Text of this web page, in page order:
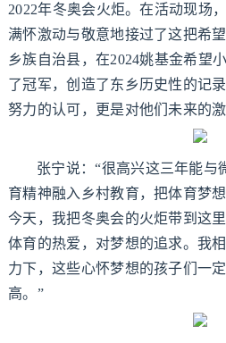
2022年冬奥会火炬。在活动现场
满怀激动与敬意地接过了这把希
乡族自治县，在2024姚基金希望
了冠军，创造了东乡历史性的记
努力的认可，更是对他们未来的激
张宁说：“很高兴这三年能与
育精神融入乡村教育，把体育梦
今天，我把冬奥会的火炬带到这
体育的热爱，对梦想的追求。我
力下，这些心怀梦想的孩子们一
高。”